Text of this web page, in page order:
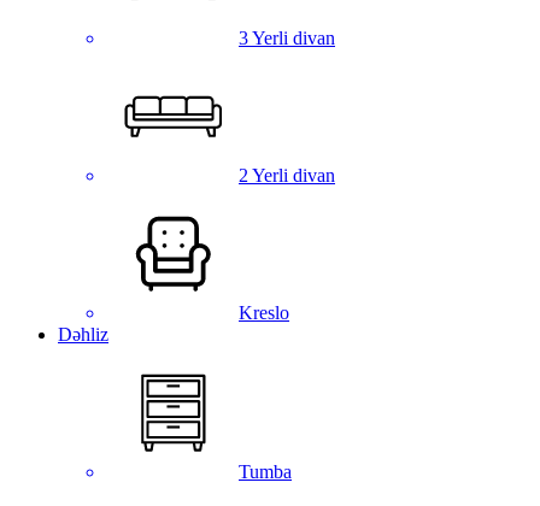
3 Yerli divan
2 Yerli divan
Kreslo
Dəhliz
Tumba